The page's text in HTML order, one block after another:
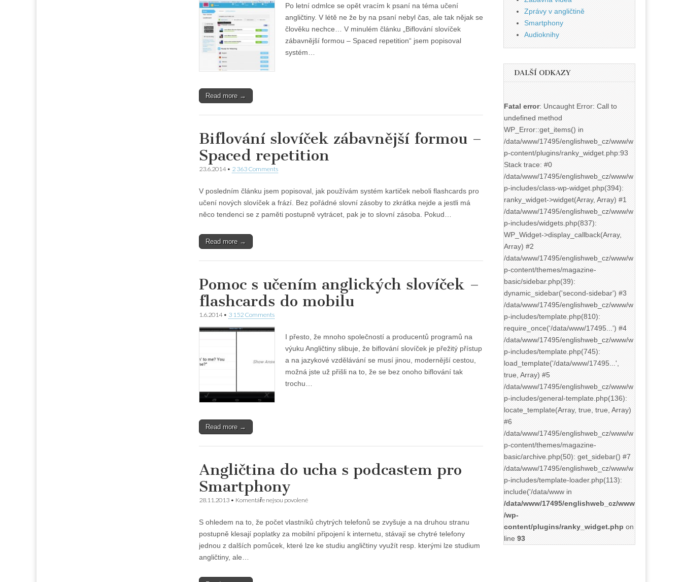
Po letní odmlce se opět vracím k psaní na téma učení
angličtiny. V létě ne že by na psaní nebyl čas, ale tak nějak se
člověku nechce… V minulém článku „Biflování slovíček
zábavnější formou – Spaced repetition“ jsem popisoval
systém…
Read more →
Biflování slovíček zábavnější formou –
Spaced repetition
23.6.2014• 2 363 Comments
V posledním článku jsem popisoval, jak používám systém kartiček neboli flashcards pro
učení nových slovíček a frází. Bez pořádné slovní zásoby to zkrátka nejde a jestli má
něco tendenci se z paměti postupně vytrácet, pak je to slovní zásoba. Pokud…
Read more →
Pomoc s učením anglických slovíček –
flashcards do mobilu
1.6.2014• 3 152 Comments
I přesto, že mnoho společností a producentů programů na
výuku Angličtiny slibuje, že biflování slovíček je přežitý přístup
a na jazykové vzdělávání se musí jinou, modernější cestou,
možná jste už přišli na to, že se bez onoho biflování tak
trochu…
Read more →
Angličtina do ucha s podcastem pro
Smartphony
28.11.2013 • Komentáře nejsou povolenéu
názvem
Angličtina
ucha
S ohledem na to, že počet vlastníků chytrých telefonů se zvyšuje a na druhou stranu
postupně klesají poplatky za mobilní připojení k internetu, stávají se chytré telefony
jednou z dalších pomůcek, které lze ke studiu angličtiny využít resp. kterými lze studium
angličtiny, ale…
Zprávy v angličtině
Smartphony
Audioknihy
DALŠÍ ODKAZY
Fatal error: Uncaught Error: Call to
undefined method
WP_Error::get_items() in
/data/www/17495/englishweb_cz/www/w
p-content/plugins/ranky_widget.php:93
Stack trace: #0
/data/www/17495/englishweb_cz/www/w
p-includes/class-wp-widget.php(394):
ranky_widget->widget(Array, Array) #1
/data/www/17495/englishweb_cz/www/w
p-includes/widgets.php(837):
WP_Widget->display_callback(Array,
Array) #2
/data/www/17495/englishweb_cz/www/w
p-content/themes/magazine-
basic/sidebar.php(39):
dynamic_sidebar('second-sidebar') #3
/data/www/17495/englishweb_cz/www/w
p-includes/template.php(810):
require_once('/data/www/17495...') #4
/data/www/17495/englishweb_cz/www/w
p-includes/template.php(745):
load_template('/data/www/17495...',
true, Array) #5
/data/www/17495/englishweb_cz/www/w
p-includes/general-template.php(136):
locate_template(Array, true, true, Array)
#6
/data/www/17495/englishweb_cz/www/w
p-content/themes/magazine-
basic/archive.php(50): get_sidebar() #7
/data/www/17495/englishweb_cz/www/w
p-includes/template-loader.php(113):
include('/data/www in
/data/www/17495/englishweb_cz/www
/wp-
content/plugins/ranky_widget.php on
line 93